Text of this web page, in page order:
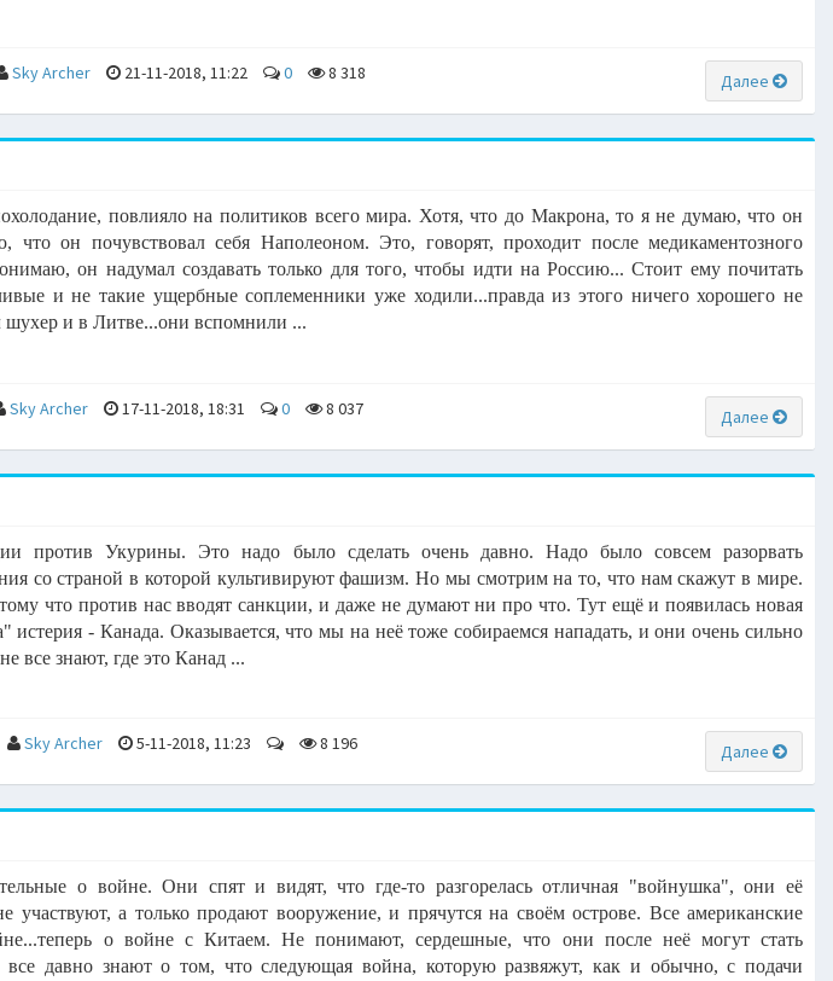
Далее
Sky Archer 21-11-2018, 11:22 0 8 318
повлияло на политиков всего мира. Хотя, что до Макрона, то я не думаю, что он
что он почувствовал себя Наполеоном. Это, говорят, проходит после медикаментозного
он надумал создавать только для того, чтобы идти на Россию... Стоит ему почитать
и не такие ущербные соплеменники уже ходили...правда из этого ничего хорошего не
шухер и в Литве...они вспомнили ...
Далее
Sky Archer 17-11-2018, 18:31 0 8 037
против Укурины. Это надо было сделать очень давно. Надо было совсем разорвать
со страной в которой культивируют фашизм. Но мы смотрим на то, что нам скажут в мире.
что против нас вводят санкции, и даже не думают ни про что. Тут ещё и появилась новая
истерия - Канада. Оказывается, что мы на неё тоже собираемся нападать, и они очень сильно
все знают, где это Канад ...
Далее
Sky Archer 5-11-2018, 11:23 8 196
о войне. Они спят и видят, что где-то разгорелась отличная "войнушка", они её
участвуют, а только продают вооружение, и прячутся на своём острове. Все американские
о войне с Китаем. Не понимают, сердешные, что они после неё могут стать
давно знают о том, что следующая война, которую развяжут, как и обычно, с подачи